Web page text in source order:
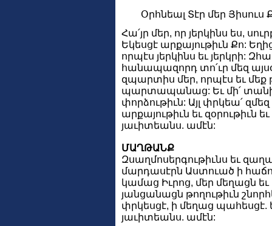
Օրհնեալ Տէր մեր Յիսուս
Հա՛յր մեր, որ յերկինս ես,
Եկեսցէ արքայութիւն Քո:
որպէս յերկինս եւ յերկրի:
հանապազորդ տո՛ւր մեզ
զպարտիս մեր, որպէս եւ մեք
պարտապանաց: Եւ մի՛
փորձութիւն: Այլ փրկեա՛
արքայութիւն եւ զօրութիւն
յաւիտեանս. ամէն:
ՄԱՂԹԱՆՔ
Զսաղմոսերգութիւնս եւ
մարդասէրն Աստուած ի
կամաց Իւրոց, մեր մեղացն եւ
յանցանացն թողութիւն
փրկեսցէ, ի մեղաց պահեսցէ.
յաւիտեանս. ամէն: